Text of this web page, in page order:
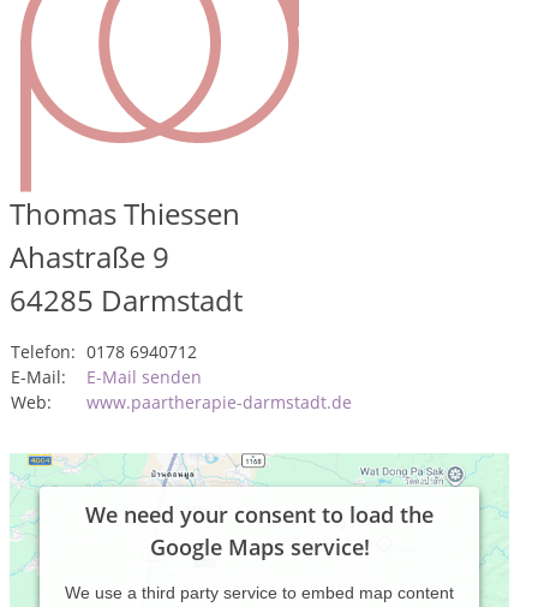
Thomas Thiessen
Ahastraße 9
64285 Darmstadt
Telefon: 0178 6940712
E-Mail:
E-Mail senden
Web:
www.paartherapie-darmstadt.de
We need your consent to load the
Google Maps service!
We use a third party service to embed map content